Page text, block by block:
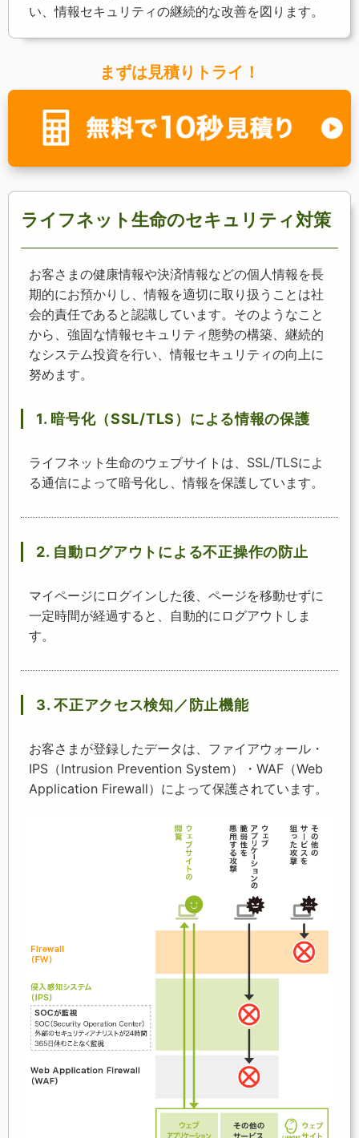
い、情報セキュリティの継続的な改善を図ります。
まずは見積りトライ！
ライフネット生命のセキュリティ対策
お客さまの健康情報や決済情報などの個人情報を長
期的にお預かりし、情報を適切に取り扱うことは社
会的責任であると認識しています。そのようなこと
から、強固な情報セキュリティ態勢の構築、継続的
なシステム投資を行い、情報セキュリティの向上に
努めます。
1. 暗号化（SSL/TLS）による情報の保護
ライフネット生命のウェブサイトは、SSL/TLSによ
る通信によって暗号化し、情報を保護しています。
2. 自動ログアウトによる不正操作の防止
マイページにログインした後、ページを移動せずに
一定時間が経過すると、自動的にログアウトしま
す。
3. 不正アクセス検知／防止機能
お客さまが登録したデータは、ファイアウォール・
IPS（Intrusion Prevention System）・WAF（Web
Application Firewall）によって保護されています。